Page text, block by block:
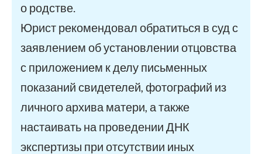
о родстве.
Юрист рекомендовал обратиться в суд с
заявлением об установлении отцовства
с приложением к делу письменных
показаний свидетелей, фотографий из
личного архива матери, а также
настаивать на проведении ДНК
экспертизы при отсутствии иных